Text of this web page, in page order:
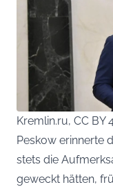
Kremlin.ru, CC BY
Peskow erinnerte
stets die
geweckt hätten,